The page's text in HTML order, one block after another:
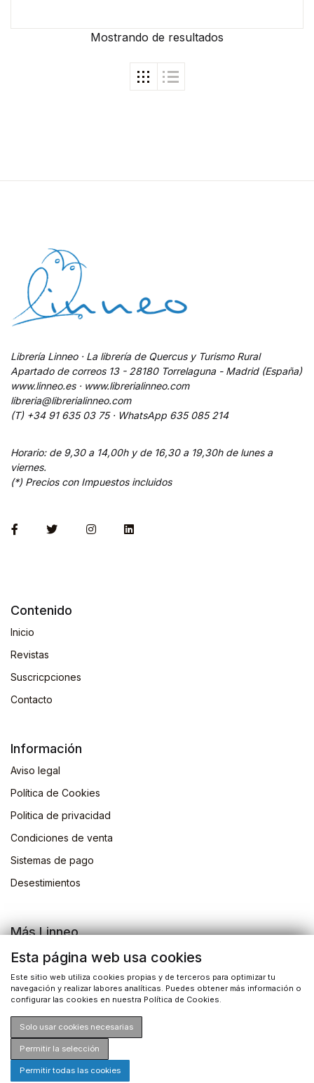
Mostrando de resultados
Librería Linneo · La librería de Quercus y Turismo Rural
Apartado de correos 13 - 28180 Torrelaguna - Madrid (España)
www.linneo.es · www.librerialinneo.com
libreria@librerialinneo.com
(T) +34 91 635 03 75 · WhatsApp 635 085 214
Horario: de 9,30 a 14,00h y de 16,30 a 19,30h de lunes a
viernes.
(*) Precios con Impuestos incluidos
Contenido
Inicio
Revistas
Suscricpciones
Contacto
Información
Aviso legal
Política de Cookies
Politica de privacidad
Condiciones de venta
Sistemas de pago
Desestimientos
Más Linneo
Blog
Actividades
Busqueda de libros
Esta página web usa cookies
Este sitio web utiliza cookies propias y de terceros para optimizar tu
navegación y realizar labores analíticas. Puedes obtener más información o
configurar las cookies en nuestra Política de Cookies.
Solo usar cookies necesarias
Permitir la selección
Permitir todas las cookies